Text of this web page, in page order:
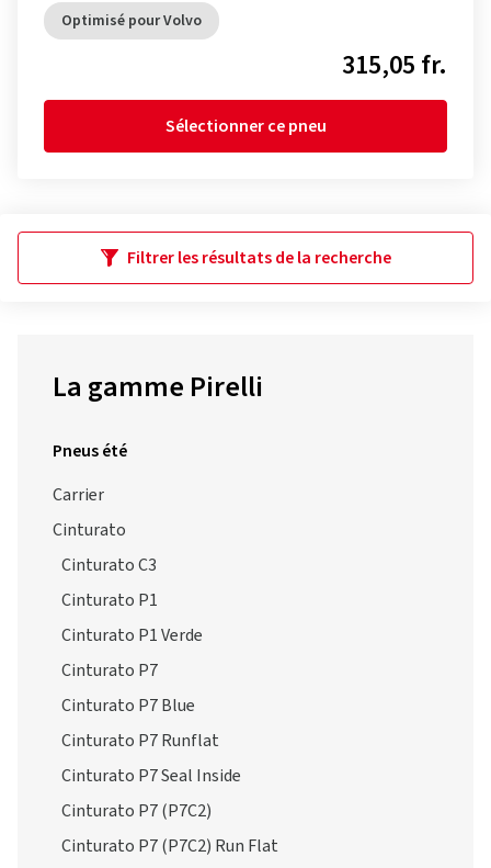
Optimisé pour Volvo
315,05 fr.
Sélectionner ce pneu
Filtrer les résultats de la recherche
La gamme Pirelli
Pneus été
Carrier
Cinturato
Cinturato C3
Cinturato P1
Cinturato P1 Verde
Cinturato P7
Cinturato P7 Blue
Cinturato P7 Runflat
Cinturato P7 Seal Inside
Cinturato P7 (P7C2)
Cinturato P7 (P7C2) Run Flat